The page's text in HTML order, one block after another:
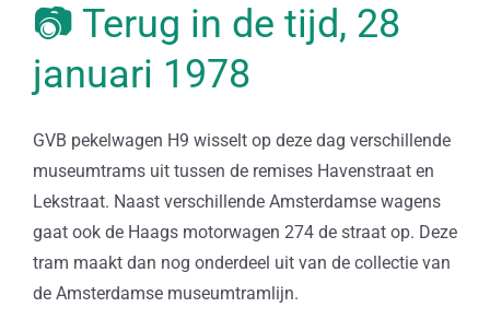
📷 Terug in de tijd, 28
januari 1978
GVB pekelwagen H9 wisselt op deze dag verschillende
museumtrams uit tussen de remises Havenstraat en
Lekstraat. Naast verschillende Amsterdamse wagens
gaat ook de Haags motorwagen 274 de straat op. Deze
tram maakt dan nog onderdeel uit van de collectie van
de Amsterdamse museumtramlijn.